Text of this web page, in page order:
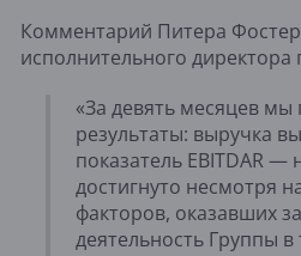
Комментарий Питера
исполнительного директора
«За девять месяцев мы
результаты: выручка
показатель EBITDAR —
достигнуто несмотря
факторов, оказавших
деятельность Группы